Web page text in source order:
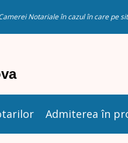
Notariale în cazul în care pe
Admiterea în